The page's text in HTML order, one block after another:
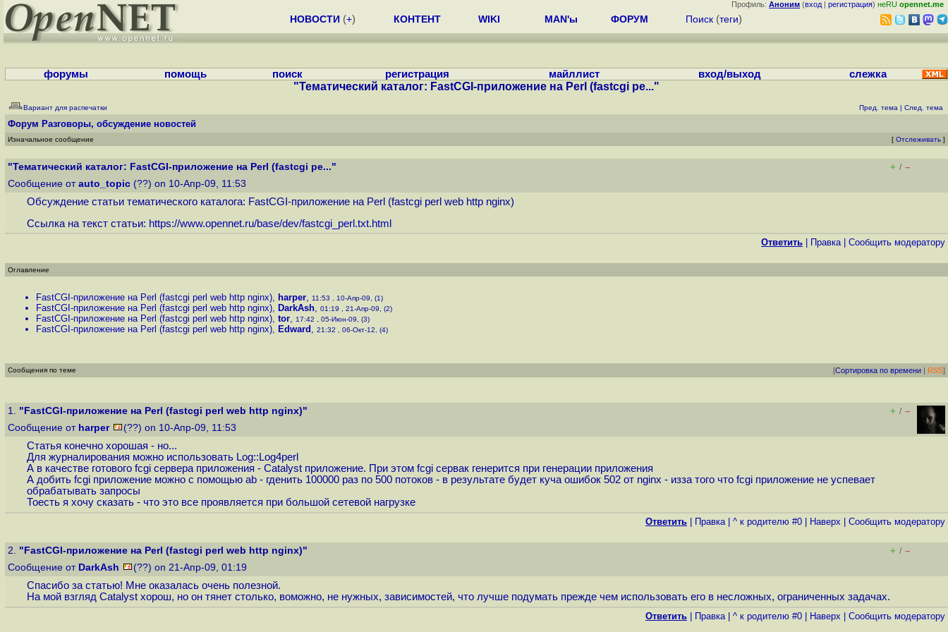
Профиль: Аноним (вход | регистрация) неRU opennet.me
НОВОСТИ (+) КОНТЕНТ WIKI MAN'ы ФОРУМ Поиск (теги)
форумы помощь поиск регистрация майллист вход/выход слежка
"Тематический каталог: FastCGI-приложение на Perl (fastcgi pe..."
Вариант для распечатки Пред. тема | След. тема
Форум Разговоры, обсуждение новостей
Изначальное сообщение [ Отслеживать ]
"Тематический каталог: FastCGI-приложение на Perl (fastcgi pe..." + / –
Сообщение от auto_topic (??) on 10-Апр-09, 11:53
Обсуждение статьи тематического каталога: FastCGI-приложение на Perl (fastcgi perl web http nginx)
Ссылка на текст статьи: https://www.opennet.ru/base/dev/fastcgi_perl.txt.html
Ответить Правка| Cообщить модератору
Оглавление
FastCGI-приложение на Perl (fastcgi perl web http nginx), harper, 11:53 , 10-Апр-09, (1)
FastCGI-приложение на Perl (fastcgi perl web http nginx), DarkAsh, 01:19 , 21-Апр-09, (2)
FastCGI-приложение на Perl (fastcgi perl web http nginx), tor, 17:42 , 05-Июн-09, (3)
FastCGI-приложение на Perl (fastcgi perl web http nginx), Edward , 21:32 , 06-Окт-12, (4)
Сообщения по теме [Сортировка по времени | RSS]
1. "FastCGI-приложение на Perl (fastcgi perl web http nginx)" + / –
Сообщение от harper (??) on 10-Апр-09, 11:53
Статья конечно хорошая - но...
Для журналирования можно использовать Log::Log4perl
А в качестве готового fcgi сервера приложения - Catalyst приложение. При этом fcgi сервак генерится при генерации приложения
А добить fcgi приложение можно с помощью ab - гденить 100000 раз по 500 потоков - в результате будет куча ошибок 502 от nginx - изза того что fcgi приложение не успевает
обрабатывать запросы
Тоесть я хочу сказать - что это все проявляется при большой сетевой нагрузке
Ответить Правка| ^ к родителю #0 Наверх Cообщить модератору
2. "FastCGI-приложение на Perl (fastcgi perl web http nginx)" + / –
Сообщение от DarkAsh (??) on 21-Апр-09, 01:19
Спасибо за статью! Мне оказалась очень полезной.
На мой взгляд Catalyst хорош, но он тянет столько, воможно, не нужных, зависимостей, что лучше подумать прежде чем использовать его в несложных, ограниченных задачах.
Ответить Правка| ^ к родителю #0 Наверх Cообщить модератору